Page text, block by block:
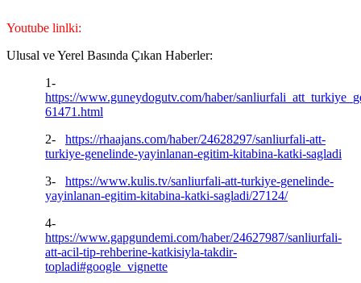
Youtube linlki:
Ulusal ve Yerel Basında Çıkan Haberler:
1-
https://www.guneydogutv.com/haber/
61471.html
2-
https://rhaajans.com/haber/24628297/sanliurfali-att-
turkiye-genelinde-yayinlanan-egitim-kitabina-katki-sagladi
3-
https://www.kulis.tv/sanliurfali-att-turkiye-genelinde-
yayinlanan-egitim-kitabina-katki-sagladi/27124/
4-
https://www.gapgundemi.com/haber/24627987/sanliurfali-
att-acil-tip-rehberine-katkisiyla-takdir-
topladi#google_vignette